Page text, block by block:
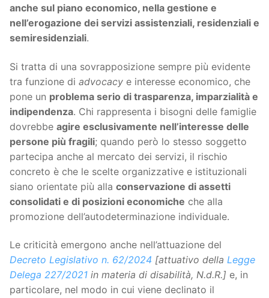
anche sul piano economico, nella gestione e
nell’erogazione dei servizi assistenziali, residenziali e
semiresidenziali.
Si tratta di una sovrapposizione sempre più evidente
tra funzione di advocacy e interesse economico, che
pone un problema serio di trasparenza, imparzialità e
indipendenza. Chi rappresenta i bisogni delle famiglie
dovrebbe agire esclusivamente nell’interesse delle
persone più fragili; quando però lo stesso soggetto
partecipa anche al mercato dei servizi, il rischio
concreto è che le scelte organizzative e istituzionali
siano orientate più alla conservazione di assetti
consolidati e di posizioni economiche che alla
promozione dell’autodeterminazione individuale.
Le criticità emergono anche nell’attuazione del
Decreto Legislativo n. 62/2024 [attuativo della Legge
Delega 227/2021 in materia di disabilità, N.d.R.] e, in
particolare, nel modo in cui viene declinato il